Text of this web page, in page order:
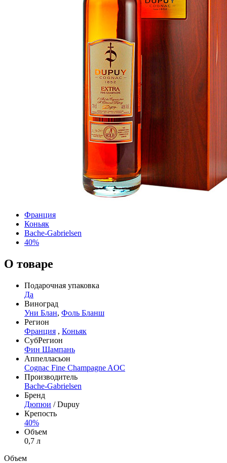
Франция
Коньяк
Bache-Gabrielsen
40%
О товаре
Подарочная упаковка
Да
Виноград
Уни Блан, Фоль Бланш
Регион
Франция , Коньяк
СубРегион
Фин Шампань
Аппелласьон
Cognac Fine Champagne AOC
Производитель
Bache-Gabrielsen
Бренд
Дюпюи / Dupuy
Крепость
40%
Объем
0,7 л
Объем